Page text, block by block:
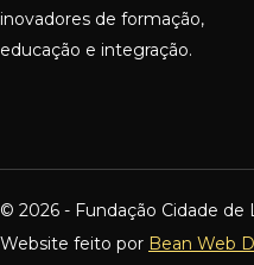
inovadores de formação,
educação e integração.
© 2026 - Fundação Cidade de
Website feito por Bean Web